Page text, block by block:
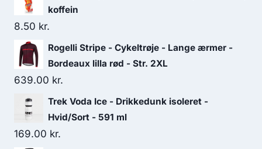
koffein
8.50 kr.
Rogelli Stripe - Cykeltrøje - Lange ærmer -
Bordeaux lilla rød - Str. 2XL
639.00 kr.
Trek Voda Ice - Drikkedunk isoleret -
Hvid/Sort - 591 ml
169.00 kr.